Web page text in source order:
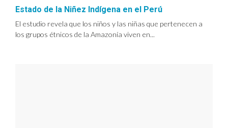
Estado de la Niñez Indígena en el Perú
El estudio revela que los niños y las niñas que pertenecen a
los grupos étnicos de la Amazonía viven en...